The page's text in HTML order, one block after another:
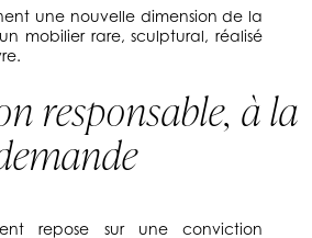
une nouvelle dimension de la
mobilier rare, sculptural, réalisé
responsable, à la
repose sur une conviction